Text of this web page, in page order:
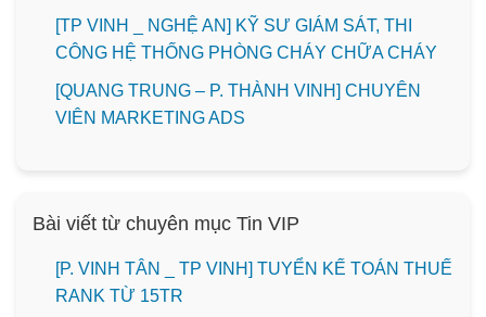
[TP VINH _ NGHỆ AN] KỸ SƯ GIÁM SÁT, THI
CÔNG HỆ THỐNG PHÒNG CHÁY CHỮA CHÁY
[QUANG TRUNG – P. THÀNH VINH] CHUYÊN
VIÊN MARKETING ADS
Bài viết từ chuyên mục Tin VIP
[P. VINH TÂN _ TP VINH] TUYỂN KẾ TOÁN THUẾ
RANK TỪ 15TR